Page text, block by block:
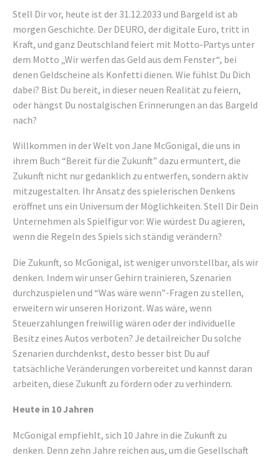
Stell Dir vor, heute ist der 31.12.2033 und Bargeld ist ab
morgen Geschichte. Der DEURO, der digitale Euro, tritt in
Kraft, und ganz Deutschland feiert mit Motto-Partys unter
dem Motto „Wir werfen das Geld aus dem Fenster“, bei
denen Geldscheine als Konfetti dienen. Wie fühlst Du Dich
dabei? Bist Du bereit, in dieser neuen Realität zu feiern,
oder hängst Du nostalgischen Erinnerungen an das Bargeld
nach?
Willkommen in der Welt von Jane McGonigal, die uns in
ihrem Buch “Bereit für die Zukunft” dazu ermuntert, die
Zukunft nicht nur gedanklich zu entwerfen, sondern aktiv
mitzugestalten. Ihr Ansatz des spielerischen Denkens
eröffnet uns ein Universum der Möglichkeiten. Stell Dir Dein
Unternehmen als Spielfigur vor: Wie würdest Du agieren,
wenn die Regeln des Spiels sich ständig verändern?
Die Zukunft, so McGonigal, ist weniger unvorstellbar, als wir
denken. Indem wir unser Gehirn trainieren, Szenarien
durchzuspielen und “Was wäre wenn”-Fragen zu stellen,
erweitern wir unseren Horizont. Was wäre, wenn
Steuerzahlungen freiwillig wären oder der individuelle
Besitz eines Autos verboten? Je detailreicher Du solche
Szenarien durchdenkst, desto besser bist Du auf
tatsächliche Veränderungen vorbereitet und kannst daran
arbeiten, diese Zukunft zu fördern oder zu verhindern.
Heute in 10 Jahren
McGonigal empfiehlt, sich 10 Jahre in die Zukunft zu
denken. Denn zehn Jahre reichen aus, um die Gesellschaft